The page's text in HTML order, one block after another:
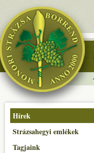
Hírek
Strázsahegyi emlékek
Tagjaink